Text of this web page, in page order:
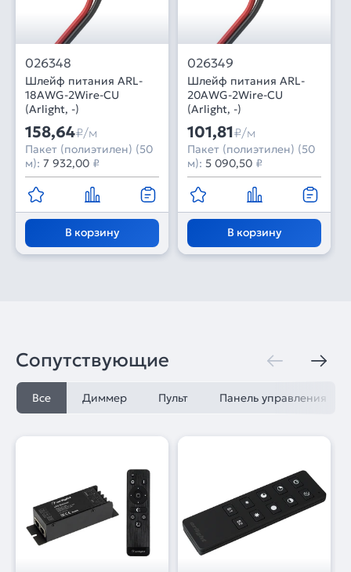
026348
Шлейф питания ARL-
18AWG-2Wire-CU
(Arlight, -)
158,64₽/м
Пакет (полиэтилен) (50
м): 7 932,00 ₽
В корзину
026349
Шлейф питания ARL-
20AWG-2Wire-CU
(Arlight, -)
101,81₽/м
Пакет (полиэтилен) (50
м): 5 090,50 ₽
В корзину
Сопутствующие
Все Диммер Пульт Панель управления